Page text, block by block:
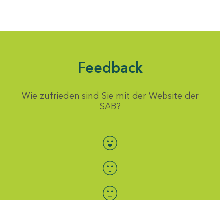
Feedback
Wie zufrieden sind Sie mit der Website der
SAB?
Bewertung auswählen